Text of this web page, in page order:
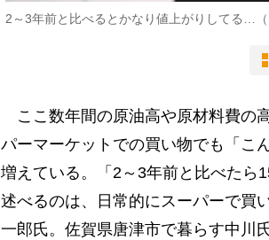
2～3年前と比べるとかなり値上がりしてる…（
ここ数年間の原油高や原材料費の
パーマーケットでの買い物でも「こ
増えている。「2～3年前と比べたら
述べるのは、日常的にスーパーで買
一郎氏。佐賀県唐津市で暮らす中川